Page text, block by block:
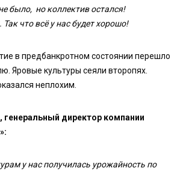
было, но коллектив остался!
что всё у нас будет хорошо!
в предбанкротном состоянии перешло
Яровые культуры сеяли второпях.
неплохим.
генеральный директор компании
у нас получилась урожайность по